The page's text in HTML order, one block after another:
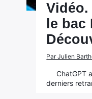
Vidéo.
le
Par Julien
ChatGPT
derniers